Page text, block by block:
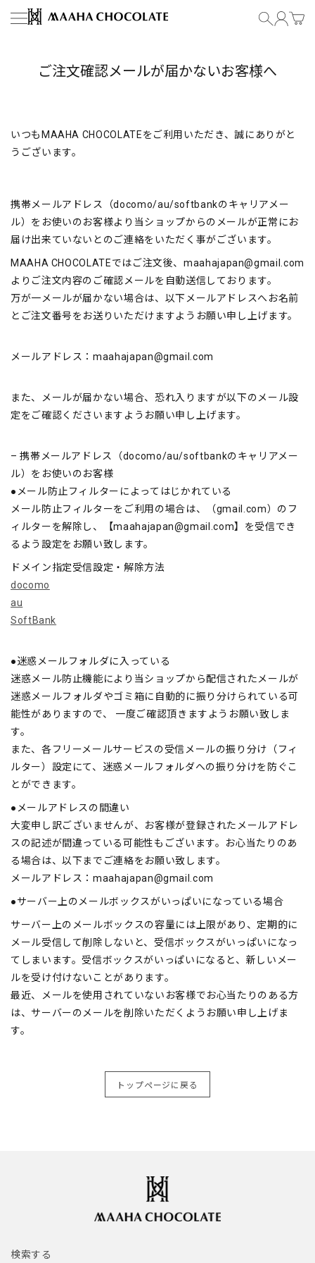
コンテンツにスキップ
MAAHA CHOCOLATE
ご注文確認メールが届かないお客様へ
いつも MAAHA CHOCOLATEをご利用いただき、誠にありがと
うございます。
携帯メールアドレス（docomo/au/softbankのキャリアメー
ル）をお使いのお客様より当ショップからのメールが正常にお
届け出来ていないとのご連絡をいただく事がございます。
MAAHA CHOCOLATEではご注文後、maahajapan@gmail.com
よりご注文内容のご確認メールを自動送信しております。
万が一メールが届かない場合は、以下メールアドレスへお名前
とご注文番号をお送りいただけますようお願い申し上げます。
メールアドレス：maahajapan@gmail.com
また、メールが届かない場合、恐れ入りますが以下のメール設
定をご確認くださいますようお願い申し上げます。
– 携帯メールアドレス（docomo/au/softbankのキャリアメー
ル）をお使いのお客様
●メール防止フィルターによってはじかれている
メール防止フィルターをご利用の場合は、（gmail.com）のフ
ィルターを解除し、【maahajapan@gmail.com】を受信でき
るよう設定をお願い致します。
ドメイン指定受信設定・解除方法
docomo
au
SoftBank
●迷惑メールフォルダに入っている
迷惑メール防止機能により当ショップから配信されたメールが
迷惑メールフォルダやゴミ箱に自動的に振り分けられている可
能性がありますので、 一度ご確認頂きますようお願い致しま
す。
また、各フリーメールサービスの受信メールの振り分け（フィ
ルター）設定にて、迷惑メールフォルダへの振り分けを防ぐこ
とができます。
●メールアドレスの間違い
大変申し訳ございませんが、お客様が登録されたメールアドレ
スの記述が間違っている可能性もございます。お心当たりのあ
る場合は、以下までご連絡をお願い致します。
メールアドレス：maahajapan@gmail.com
●サーバー上のメールボックスがいっぱいになっている場合
サーバー上のメールボックスの容量には上限があり、定期的に
メール受信して削除しないと、受信ボックスがいっぱいになっ
てしまいます。受信ボックスがいっぱいになると、新しいメー
ルを受け付けないことがあります。
最近、メールを使用されていないお客様でお心当たりのある方
は、サーバーのメールを削除いただくようお願い申し上げま
す。
トップページに戻る
検索する